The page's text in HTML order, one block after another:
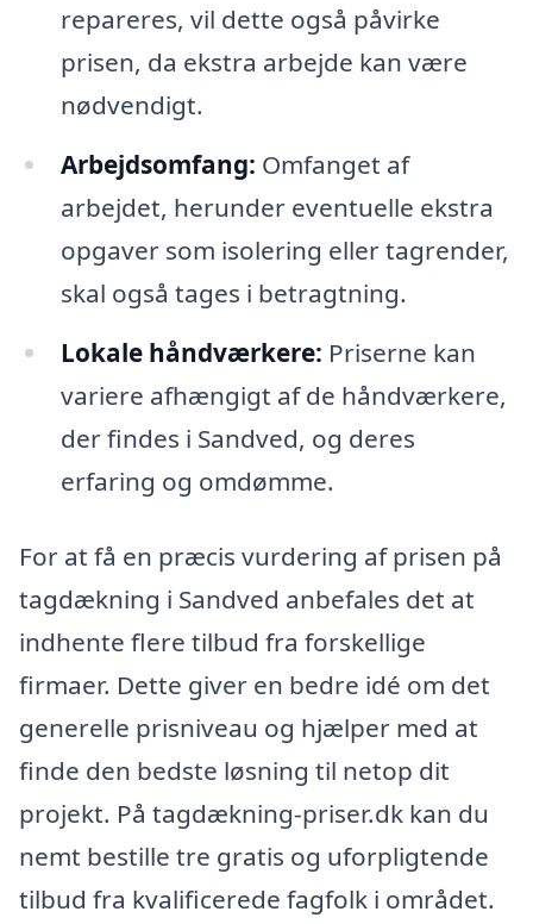
repareres, vil dette også påvirke
prisen, da ekstra arbejde kan være
nødvendigt.
Arbejdsomfang: Omfanget af
arbejdet, herunder eventuelle ekstra
opgaver som isolering eller tagrender,
skal også tages i betragtning.
Lokale håndværkere: Priserne kan
variere afhængigt af de håndværkere,
der findes i Sandved, og deres
erfaring og omdømme.
For at få en præcis vurdering af prisen på
tagdækning i Sandved anbefales det at
indhente flere tilbud fra forskellige
firmaer. Dette giver en bedre idé om det
generelle prisniveau og hjælper med at
finde den bedste løsning til netop dit
projekt. På tagdækning-priser.dk kan du
nemt bestille tre gratis og uforpligtende
tilbud fra kvalificerede fagfolk i området.